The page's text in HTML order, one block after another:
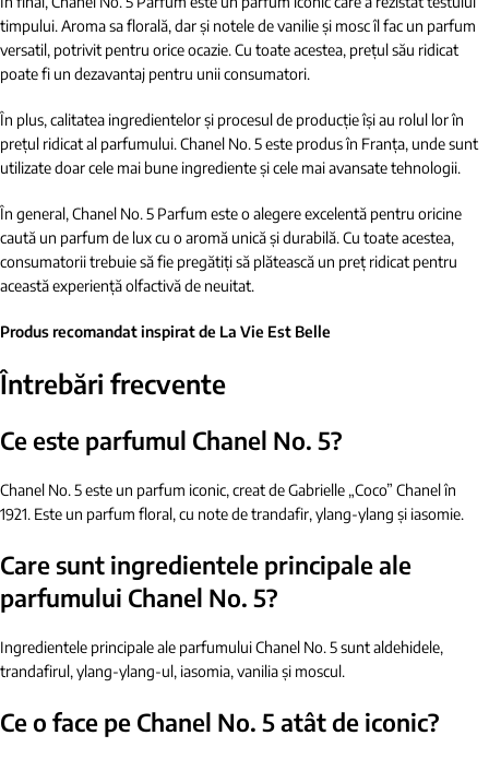
timpului. Aroma sa florală, dar și notele de vanilie și mosc îl fac un parfum
versatil, potrivit pentru orice ocazie. Cu toate acestea, prețul său ridicat
poate fi un dezavantaj pentru unii consumatori.
În plus, calitatea ingredientelor și procesul de producție își au rolul lor în
prețul ridicat al parfumului. Chanel No. 5 este produs în Franța, unde sunt
utilizate doar cele mai bune ingrediente și cele mai avansate tehnologii.
În general, Chanel No. 5 Parfum este o alegere excelentă pentru oricine
caută un parfum de lux cu o aromă unică și durabilă. Cu toate acestea,
consumatorii trebuie să fie pregătiți să plătească un preț ridicat pentru
această experiență olfactivă de neuitat.
Produs recomandat inspirat de La Vie Est Belle
Întrebări frecvente
Ce este parfumul Chanel No. 5?
Chanel No. 5 este un parfum iconic, creat de Gabrielle „Coco” Chanel în
1921. Este un parfum floral, cu note de trandafir, ylang-ylang și iasomie.
Care sunt ingredientele principale ale
parfumului Chanel No. 5?
Ingredientele principale ale parfumului Chanel No. 5 sunt aldehidele,
trandafirul, ylang-ylang-ul, iasomia, vanilia și moscul.
Ce o face pe Chanel No. 5 atât de iconic?